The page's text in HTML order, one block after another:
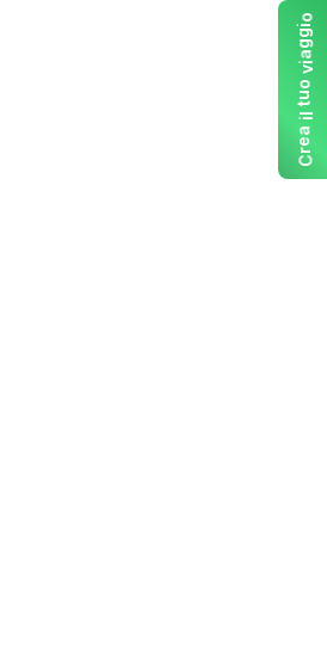
C
r
e
a
i
l
t
u
o
v
i
a
g
g
i
o